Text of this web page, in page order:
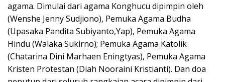
agama. Dimulai dari agama Konghucu dipimpin oleh
(Wenshe Jenny Sudjiono), Pemuka Agama Budha
(Upasaka Pandita Subiyanto,Yap), Pemuka Agama
Hindu (Walaka Sukirno); Pemuka Agama Katolik
(Chatarina Dini Marhaen Eningtyas), Pemuka Agama
Kristen Protestan (Diah Nooraini Kristianti). Dan doa